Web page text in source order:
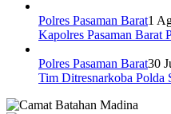
Polres Pasaman Barat1
Kapolres Pasaman
Polres Pasaman Barat30
Tim Ditresnarkoba Polda